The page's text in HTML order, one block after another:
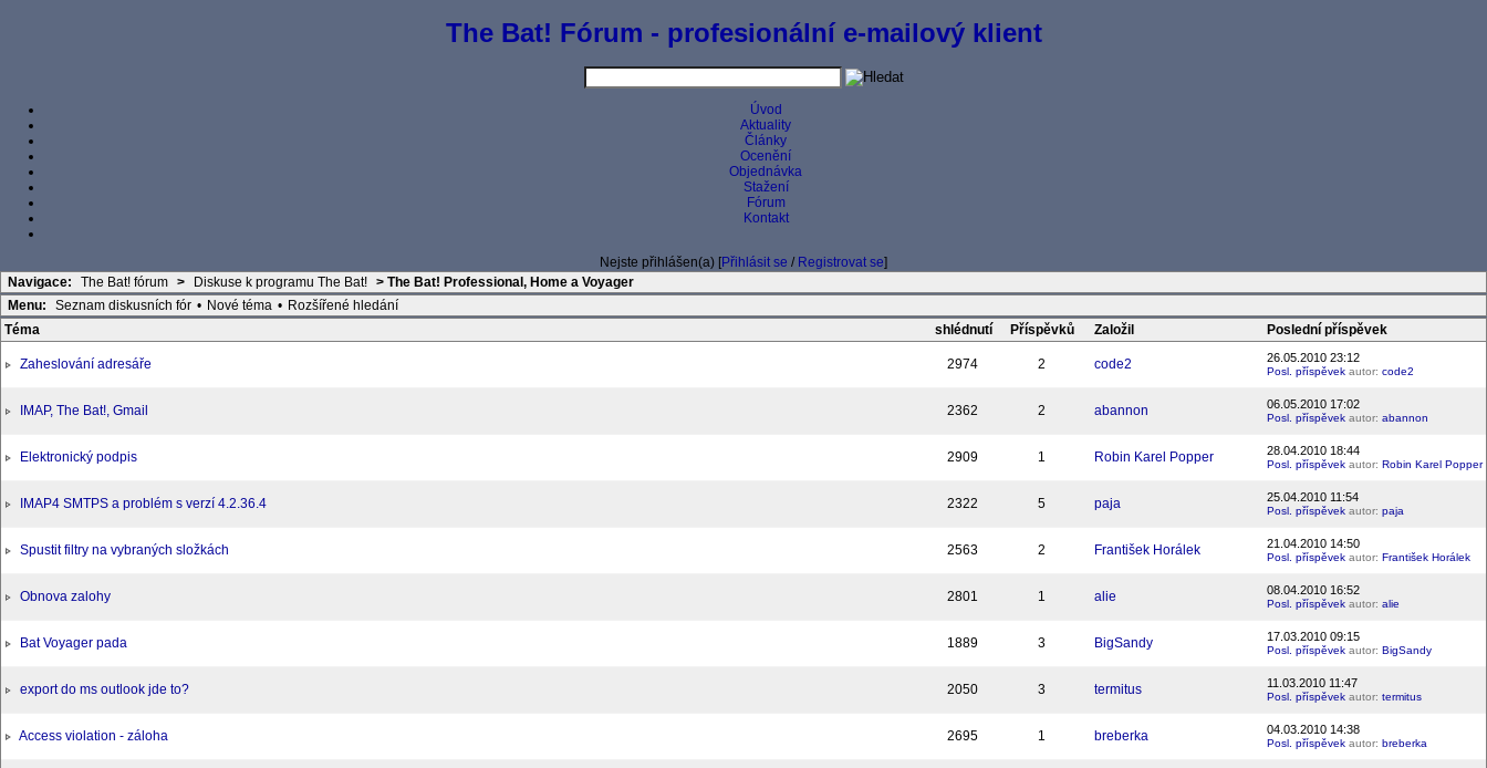
The Bat! Fórum - profesionální e-mailový klient
Úvod
Aktuality
Články
Ocenění
Objednávka
Stažení
Fórum
Kontakt
Nejste přihlášen(a) [Přihlásit se / Registrovat se]
Navigace:
The Bat! fórum > Diskuse k programu The Bat! > The Bat! Professional, Home a Voyager
Menu:
Seznam diskusních fór • Nové téma • Rozšířené hledání
Téma
shlédnutí Příspěvků Založil Poslední příspěvek
Zaheslování adresáře 2974 2 code2 26.05.2010 23:12
Posl. příspěvek autor: code2
IMAP, The Bat!, Gmail 2362 2 abannon 06.05.2010 17:02
Posl. příspěvek autor: abannon
Elektronický podpis 2909 1 Robin Karel Popper 28.04.2010 18:44
Posl. příspěvek autor: Robin Karel Popper
IMAP4 SMTPS a problém s verzí 4.2.36.4 2322 5 paja 25.04.2010 11:54
Posl. příspěvek autor: paja
Spustit filtry na vybraných složkách 2563 2 František Horálek 21.04.2010 14:50
Posl. příspěvek autor: František Horálek
Obnova zalohy 2801 1 alie 08.04.2010 16:52
Posl. příspěvek autor: alie
Bat Voyager pada 1889 3 BigSandy 17.03.2010 09:15
Posl. příspěvek autor: BigSandy
export do ms outlook jde to? 2050 3 termitus 11.03.2010 11:47
Posl. příspěvek autor: termitus
Access violation - záloha 2695 1 breberka 04.03.2010 14:38
Posl. příspěvek autor: breberka